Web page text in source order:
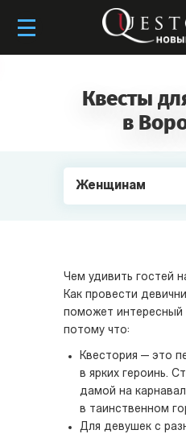
Квесты
в
Женщинам
Чем удивить гостей
Как провести
поможет интересный
потому что:
Квестория — это
в ярких героинь.
дамой на
в таинственном
Для девушек с